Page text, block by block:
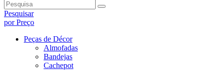
Pesquisar
por Preço
Peças de Décor
Almofadas
Bandejas
Cachepot